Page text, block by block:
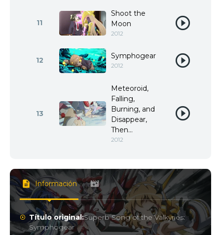
11
Shoot the
Moon
2012
12 Symphogear
2012
13
Meteoroid,
Falling,
Burning, and
Disappear,
Then...
2012
Información
Título original:Superb Song of the Valkyries:
Symphogear